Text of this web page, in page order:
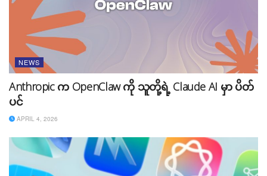
NEWS
Anthropic က OpenClaw ကို သူတို့ရဲ့ Claude AI မှာ ပိတ်
ပင်
APRIL 4, 2026